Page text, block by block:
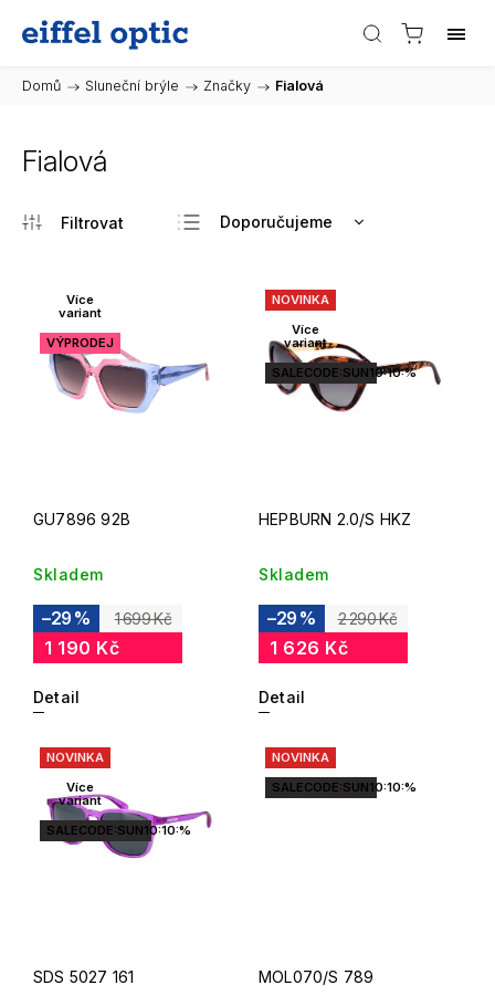
Domů / Sluneční brýle / Značky / Fialová
Fialová
Doporučujeme
Nejdražší
Nejprodávanější
Abecedně
Více
variant
VÝPRODEJ
GU7896 92B
Skladem
1 699 Kč
–29 %
1 190 Kč
Detail
NOVINKA
Více
variant
SALECODE:SUN10:10:%
HEPBURN 2.0/S HKZ
Skladem
2 290 Kč
–29 %
1 626 Kč
Detail
NOVINKA
Více
variant
SALECODE:SUN10:10:%
SDS 5027 161
NOVINKA
SALECODE:SUN10:10:%
MOL070/S 789